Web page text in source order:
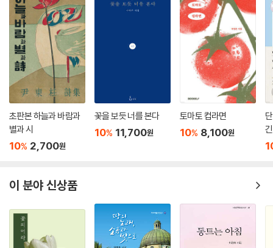
민하거나 이해했다 말하지 않는 자세는 윤제림 시에 한결같이 흐르는 정서
이기도 하다. 두보나 박용래, 김종삼, 강우식 등과 같은 시인이나 화가 이중
섭, 효봉 스님, 명창 김연수, 산악인 박영석 실존 인물을 호명하고 기리는
것 역시 지난 시집과 맥이 통한다. 실존했던 이의 삶이 소재가 되었을 때 생
기는 또렷하고 구체적인 감정과 감각들이 그에게 중요했으리라. “이 땅의
시는 이 땅의 굴곡진 역사만큼 개개인의 삶에 작용한 압력과 그로 인한 고
통과 슬픔을 기록했다. 이 기록에 깊음이 없다고 말할 수 없지만, 윤제림 시
범한 단단함 같은 것.”(문학평론가 송종원, 해설에서)
불온한 생각도 아직은 더러 있는데
대부분 옛사람 옛글이 시키는 대로
상부의 명령과 지시에
고분고분
초판본 하늘과 바람과
별과 시
10% 2,700원
꽃을 보듯 너를 본다
10% 11,700원
토마토 컵라면
10% 8,100원
이 분야 신상품